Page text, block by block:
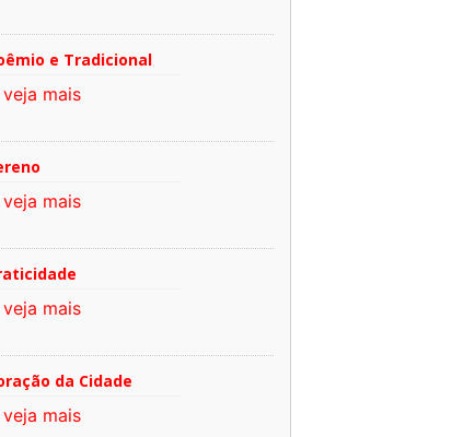
e Tradicional
mais
mais
mais
da Cidade
mais